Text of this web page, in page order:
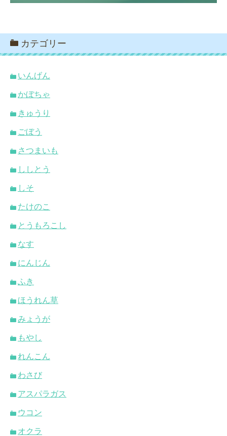
カテゴリー
いんげん
かぼちゃ
きゅうり
ごぼう
さつまいも
ししとう
しそ
たけのこ
とうもろこし
なす
にんじん
ふき
ほうれん草
みょうが
もやし
れんこん
わさび
アスパラガス
ウコン
オクラ